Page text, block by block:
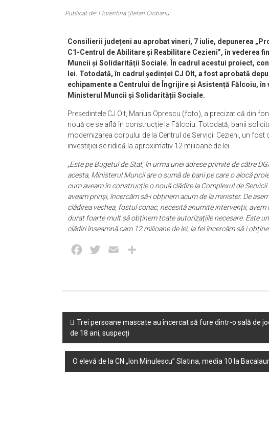
Publicat de: Florentina Ștefan Ciobanu
Consilierii județeni au aprobat vineri, 7 iulie, depunerea
C1-Centrul de Abilitare și Reabilitare Cezieni”, în vederea
Muncii și Solidarității Sociale. În cadrul acestui proiect,
lei. Totodată, în cadrul ședinței CJ Olt, a fost aprobată
echipamente a Centrului de Îngrijire și Asistență Fălcoiu,
Ministerul Muncii și Solidarității Sociale.
Președintele CJ Olt, Marius Oprescu (foto), a precizat că din
nouă ce se află în construcție la Fălcoiu. Totodată, banii
modernizarea corpului de la Centrul de Servicii Cezieni, un
investiției se ridică la aproximativ 12 milioane de lei.
„Este pe Bugetul de Stat, în urma unei adrese primite de către
acesta, Ministerul Muncii are o sumă de bani pe care o alocă
cum aveam în construcție o nouă clădire la Complexul de
aveam prinși, încercăm să-i obținem acum de la minister. De
clădirea vechea, fostul conac, necesită anumite intervenții,
durat foarte mult să obținem toate autorizațiile necesare. Este
clădiri înseamnă cam 12 milioane de lei, la fel încercăm să-i
Facebook
Twitter Email
Post
navigation
Trei persoane mascate au încercat să fure dintr-o sală de
de 18 ani, suspecți
O elevă de la CN „Ion Minulescu” Slatina, media 10 la